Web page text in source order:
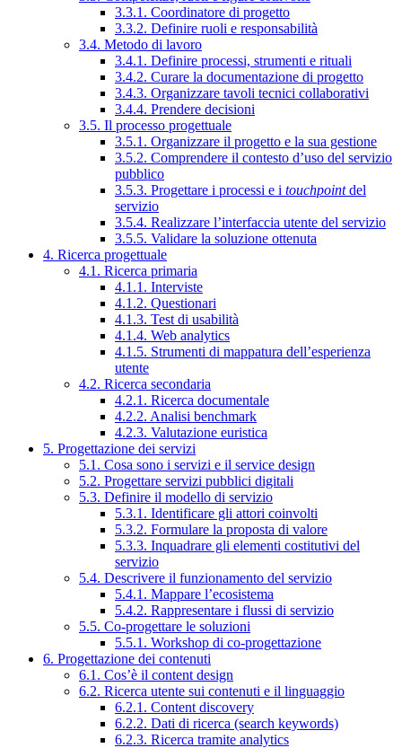
3.3.1. Coordinatore di progetto
3.3.2. Definire ruoli e responsabilità
3.4. Metodo di lavoro
3.4.1. Definire processi, strumenti e rituali
3.4.2. Curare la documentazione di progetto
3.4.3. Organizzare tavoli tecnici collaborativi
3.4.4. Prendere decisioni
3.5. Il processo progettuale
3.5.1. Organizzare il progetto e la sua gestione
3.5.2. Comprendere il contesto d’uso del servizio
pubblico
3.5.3. Progettare i processi e i touchpointdel
servizio
3.5.4. Realizzare l’interfaccia utente del servizio
3.5.5. Validare la soluzione ottenuta
4. Ricerca progettuale
4.1. Ricerca primaria
4.1.1. Interviste
4.1.2. Questionari
4.1.3. Test di usabilità
4.1.4. Web analytics
4.1.5. Strumenti di mappatura dell’esperienza
utente
4.2. Ricerca secondaria
4.2.1. Ricerca documentale
4.2.2. Analisi benchmark
4.2.3. Valutazione euristica
5. Progettazione dei servizi
5.1. Cosa sono i servizi e il service design
5.2. Progettare servizi pubblici digitali
5.3. Definire il modello di servizio
5.3.1. Identificare gli attori coinvolti
5.3.2. Formulare la proposta di valore
5.3.3. Inquadrare gli elementi costitutivi del
servizio
5.4. Descrivere il funzionamento del servizio
5.4.1. Mappare l’ecosistema
5.4.2. Rappresentare i flussi di servizio
5.5. Co-progettare le soluzioni
5.5.1. Workshop di co-progettazione
6. Progettazione dei contenuti
6.1. Cos’è il content design
6.2. Ricerca utente sui contenuti e il linguaggio
6.2.1. Content discovery
6.2.2. Dati di ricerca (search keywords)
6.2.3. Ricerca tramite analytics